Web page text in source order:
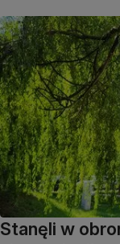
Stanęli w